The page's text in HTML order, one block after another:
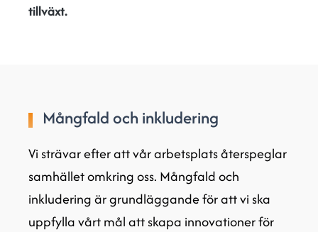
tillväxt.
Mångfald och inkludering
Vi strävar efter att vår arbetsplats återspeglar
samhället omkring oss. Mångfald och
inkludering är grundläggande för att vi ska
uppfylla vårt mål att skapa innovationer för